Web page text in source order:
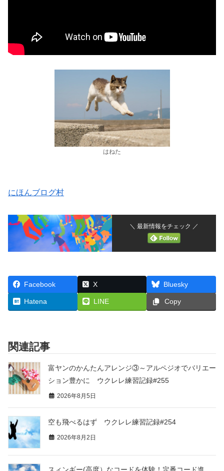
はねた
にほんブログ村
＼ 最新情報をチェック ／
Facebook X Bluesky
Hatena LINE Copy
関連記事
富ヤンのかんたんアレンジ③～アルペジオでバリエー
ション豊かに ウクレレ練習記録#255
2026年8月5日
空も飛べるはず ウクレレ練習記録#254
2026年8月2日